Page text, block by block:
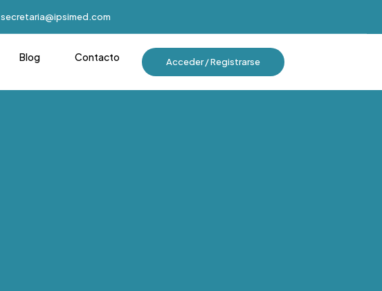
secretaria@ipsimed.com
Blog Contacto Acceder / Registrarse